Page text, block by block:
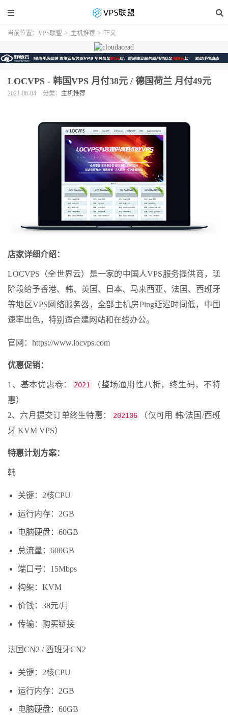
当前位置： VPS联盟 > 主机推荐 > 正文
LOCVPS - 韩国VPS 月付38元 / 德国荷兰 月付49元
2021-06-04 分类： 主机推荐
店家详细介绍：
LOCVPS（全世界云）是一家的中国人VPS服务提供商，现
阶段给予香港、韩、英国、日本、马来西亚、法国、西班牙
等地区VPS网络服务器，全部主机房Ping延迟时间低，中国
速率出色，特别适合建网站和在线办公。
官网：https://www.locvps.com
优惠促销：
1、基本优惠卷： 2021
（整场通用性八折，终生码，不特
惠）
2、六月提交订单终生特惠：
202106
（仅可用 韩/法国/西班
牙 KVM VPS）
特惠计划方案：
韩
关键：2核CPU
运行内存：2GB
电脑硬盘：60GB
总流量：600GB
端口号：15Mbps
构架：KVM
价钱：38元/月
传输：购买链接
法国CN2 / 西班牙CN2
关键：2核CPU
运行内存：2GB
电脑硬盘：60GB